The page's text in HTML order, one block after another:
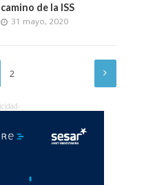
camino de la ISS
31 mayo, 2020
2